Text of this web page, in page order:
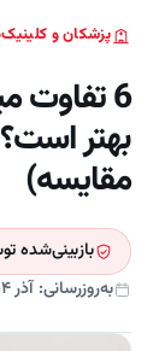
پزشکان و
6 تفاوت
بهتر
مقایسه)
بازبینی‌شده
به‌روزرسانی: آذر ۱۴۰۴